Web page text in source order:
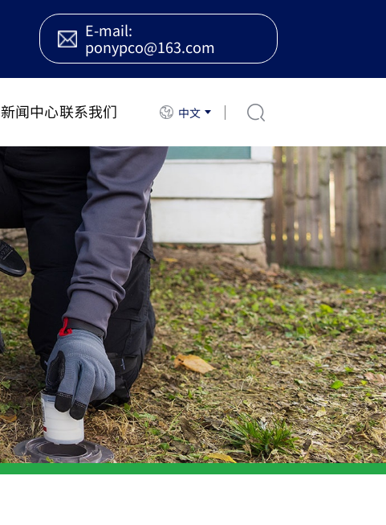
E-mail:
ponypco@163.com
新闻中心联系我们 中文